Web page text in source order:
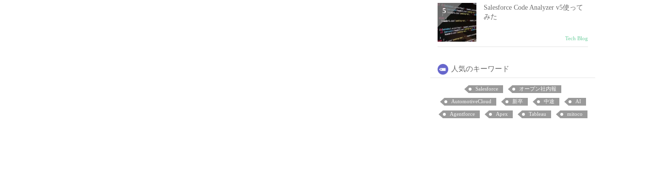
Salesforce Code Analyzer v5使って
みた
Tech Blog
人気のキーワード
Salesforce オープン社内報
AutomotiveCloud 新卒 中途 AI
Agentforce Apex Tableau mitoco